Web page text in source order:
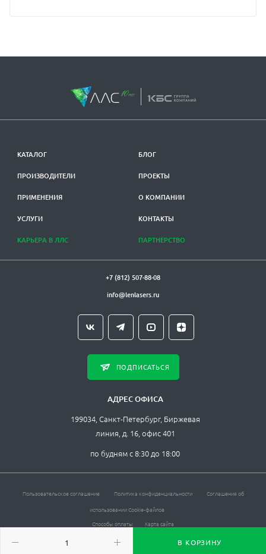
В КОРЗИНУ
КАТАЛОГ
ПРОИЗВОДИТЕЛИ
ПРИМЕНЕНИЯ
УСЛУГИ
КАРЬЕРА В ЛЛС
БЛОГ
ПРОЕКТЫ
О КОМПАНИИ
КОНТАКТЫ
ПАРТНЕРСТВО
+7 (812) 507-88-08
info@lenlasers.ru
ПОДПИСАТЬСЯ
АДРЕС ОФИСА
199034, Санкт-Петербург, Биржевая
линия, д. 16, офис 401
по будням с 8:30 до 18:00
Пользовательское соглашение Политика конфиденциальности
Соглашения об
использовании Cookie-файлов
Способы оплаты
Карта сайта
ЛЛС © , 2026. Все права защищены.